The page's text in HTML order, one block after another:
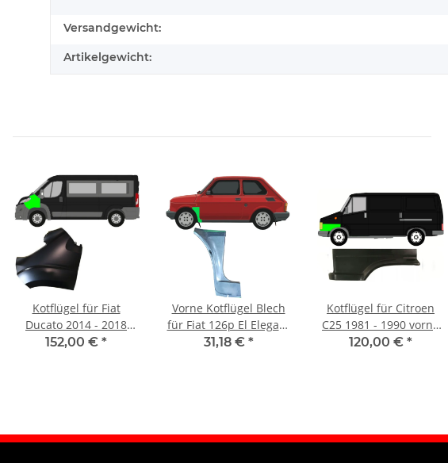
Versandgewicht:
Artikelgewicht:
Kotflügel für Fiat
Ducato 2014 - 2018
vorne links
152,00 € *
Vorne Kotflügel Blech
für Fiat 126p El Elegant
1994 - 2000 links
31,18 € *
Kotflügel für Citroen
C25 1981 - 1990 vorne
links
120,00 € *